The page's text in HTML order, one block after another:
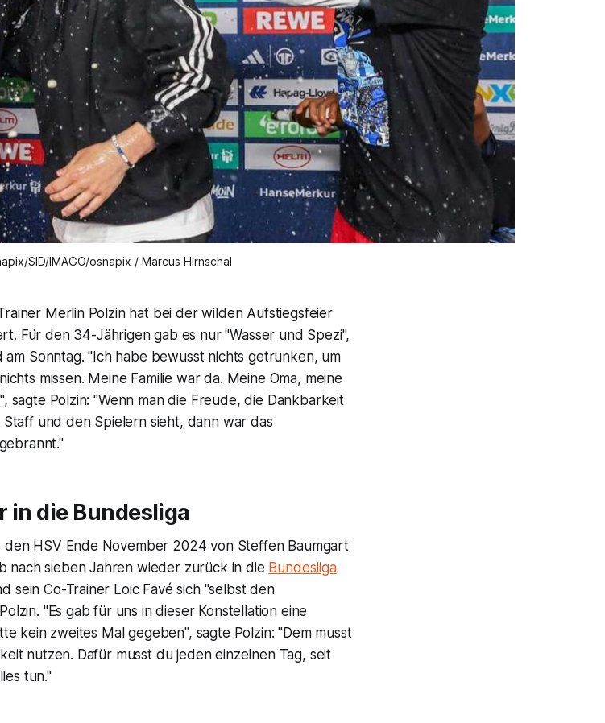
SID/IMAGO/osnapix / Marcus Hirnschal
Merlin Polzin hat bei der wilden Aufstiegsfeier
Für den 34-Jährigen gab es nur "Wasser und Spezi",
Sonntag. "Ich habe bewusst nichts getrunken, um
missen. Meine Familie war da. Meine Oma, meine
sagte Polzin: "Wenn man die Freude, die Dankbarkeit
und den Spielern sieht, dann war das
in die Bundesliga
HSV Ende November 2024 von Steffen Baumgart
nach sieben Jahren wieder zurück in die Bundesliga
sein Co-Trainer Loic Favé sich "selbst den
"Es gab für uns in dieser Konstellation eine
kein zweites Mal gegeben", sagte Polzin: "Dem musst
nutzen. Dafür musst du jeden einzelnen Tag, seit
tun."